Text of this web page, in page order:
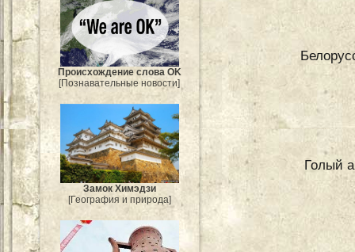
Происхождение слова OK
[Познавательные новости]
Замок Химэдзи
[География и природа]
Голый